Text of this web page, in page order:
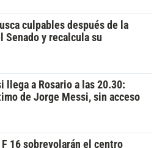
culpables después de la
Senado y recalcula su
llega a Rosario a las 20.30:
de Jorge Messi, sin acceso
16 sobrevolarán el centro